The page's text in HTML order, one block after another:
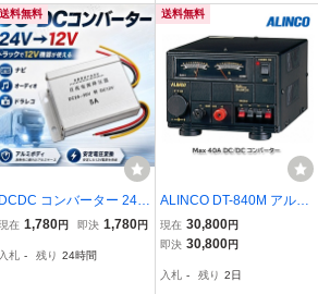
送料無料
DCDC コンバーター 24V
12V デコデコ 5A 変圧器
ス ナビ 冷却ファン 配
在 1,780円 即決 1,780円
入札 - 残り 24時間
送料無料
ALINCO DT-840M アルイ
ンコ Max 40A DCDCコン
バーター
現在 30,800円
即決 30,800円
入札 - 残り 2日